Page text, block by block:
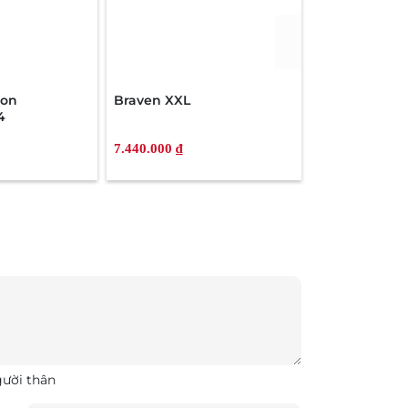
Braven XXL
7.440.000 ₫
thân